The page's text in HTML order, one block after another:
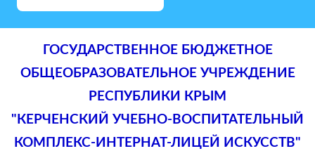
ГОСУДАРСТВЕННОЕ БЮДЖЕТНОЕ
ОБЩЕОБРАЗОВАТЕЛЬНОЕ УЧРЕЖДЕНИЕ
РЕСПУБЛИКИ КРЫМ
"КЕРЧЕНСКИЙ УЧЕБНО-ВОСПИТАТЕЛЬНЫЙ
КОМПЛЕКС-ИНТЕРНАТ-ЛИЦЕЙ ИСКУССТВ"